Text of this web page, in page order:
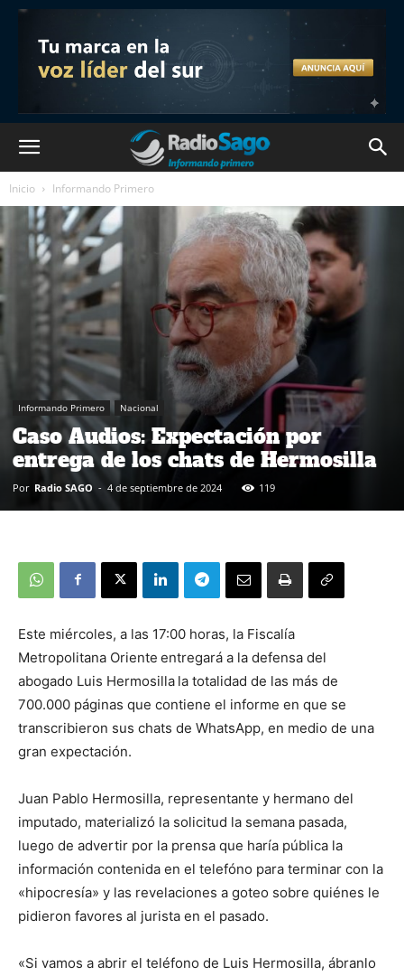
Inicio Informando Primero
Informando Primero Nacional
Caso Audios: Expectación por
entrega de los chats de Hermosilla
Por Radio SAGO - 4 de septiembre de 2024 119
Este miércoles, a las 17:00 horas, la Fiscalía
Metropolitana Oriente entregará a la defensa del
abogado Luis Hermosilla la totalidad de las más de
700.000 páginas que contiene el informe en que se
transcribieron sus chats de WhatsApp, en medio de una
gran expectación.
Juan Pablo Hermosilla, representante y hermano del
imputado, materializó la solicitud la semana pasada,
luego de advertir por la prensa que haría pública la
información contenida en el telefóno para terminar con la
«hipocresía» y las revelaciones a goteo sobre quiénes le
pidieron favores al jurista en el pasado.
«Si vamos a abrir el teléfono de Luis Hermosilla, ábranlo